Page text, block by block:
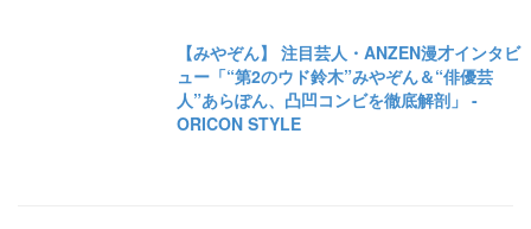
【みやぞん】 注目芸人・ANZEN漫才インタビ
ュー「“第2のウド鈴木”みやぞん＆“俳優芸
人”あらぽん、凸凹コンビを徹底解剖」 -
ORICON STYLE